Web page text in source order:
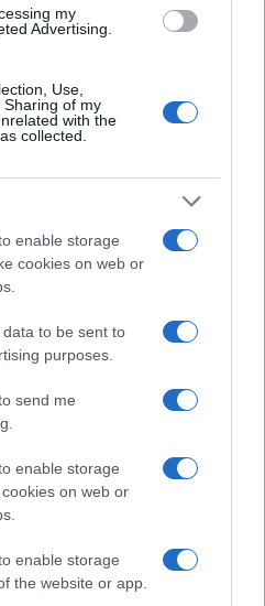
my
Advertising.
Use,
of my
with the
collected.
enable storage
cookies on web or
to be sent to
purposes.
send me
enable storage
on web or
enable storage
the website or app.
v torek, 24.
izziv, pojesti
prilogami v pičli eni uri
slavnih?
Izvedeli bomo v
se bo Randy spopadel s
challenge ogledate v
in se z njim
West Saloon Steakhousu.
zakonika je
za javno spodbujanje